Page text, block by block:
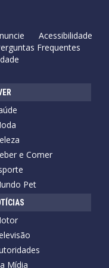
Acessibilidade
Frequentes
e Comer
Pet
Mídia